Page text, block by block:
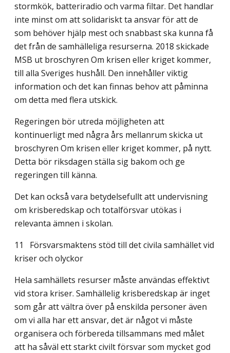
stormkök, batteriradio och varma filtar. Det handlar
inte minst om att solidariskt ta ansvar för att de
som behöver hjälp mest och snabbast ska kunna få
det från de samhälle­liga resurserna. 2018 skickade
MSB ut broschyren Om krisen eller kriget kommer,
till alla Sveriges hushåll. Den innehåller viktig
information och det kan finnas behov att påminna
om detta med flera utskick.
Regeringen bör utreda möjligheten att
kontinuerligt med några års mellanrum skicka ut
broschyren Om krisen eller kriget kommer, på nytt.
Detta bör riksdagen ställa sig bakom och ge
regeringen till känna.
Det kan också vara betydelsefullt att undervisning
om krisberedskap och totalförsvar utökas i
relevanta ämnen i skolan.
11 Försvarsmaktens stöd till det civila samhället vid
kriser och olyckor
Hela samhällets resurser måste användas effektivt
vid stora kriser. Samhällelig kris­beredskap är inget
som går att vältra över på enskilda personer även
om vi alla har ett ansvar, det är något vi måste
organisera och förbereda tillsammans med målet
att ha såväl ett starkt civilt försvar som mycket god